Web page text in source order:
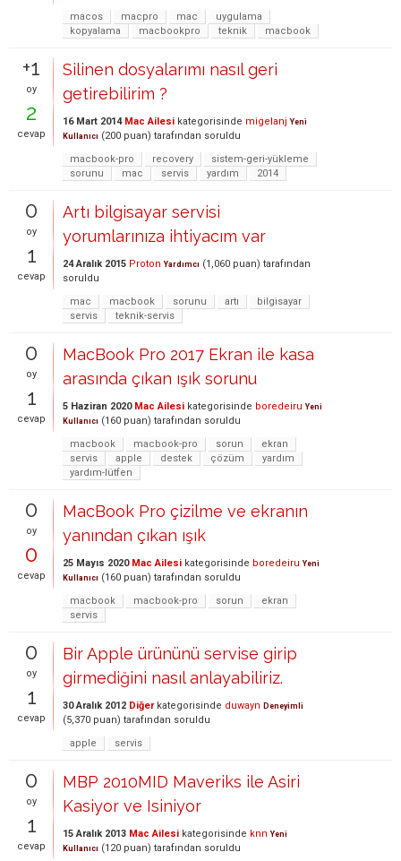
macos
macpro mac
uygulama
kopyalama
macbookpro teknik macbook
+1
oy
2
cevap
Silinen dosyalarımı nasıl geri
getirebilirim ?
16 Mart 2014 Mac Ailesi kategorisinde migelanj Yeni
Kullanıcı (200 puan) tarafından soruldu
macbook-pro
recovery
sistem-geri-yükleme
sorunu
mac servis yardım 2014
0
oy
1
cevap
Artı bilgisayar servisi
yorumlarınıza ihtiyacım var
24 Aralık 2015 Proton Yardımcı (1,060 puan) tarafından
soruldu
mac
macbook sorunu artı
bilgisayar
servis
teknik-servis
0
oy
1
cevap
MacBook Pro 2017 Ekran ile kasa
arasında çıkan ışık sorunu
5 Haziran 2020 Mac Ailesi kategorisinde boredeiru Yeni
Kullanıcı (160 puan) tarafından soruldu
macbook
macbook-pro sorun
ekran
servis
apple destek çözüm
yardım
yardım-lütfen
0
oy
0
cevap
MacBook Pro çizilme ve ekranın
yanından çıkan ışık
25 Mayıs 2020 Mac Ailesi kategorisinde boredeiru Yeni
Kullanıcı (160 puan) tarafından soruldu
macbook
macbook-pro sorun
ekran
servis
0
oy
1
cevap
Bir Apple ürününü servise girip
girmediğini nasıl anlayabiliriz.
30 Aralık 2012 Diğerkategorisinde duwayn Deneyimli
(5,370 puan) tarafından soruldu
apple
servis
0
oy
1
cevap
MBP 2010MID Maveriks ile Asiri
Kasiyor ve Isiniyor
15 Aralık 2013 Mac Ailesi kategorisinde knn Yeni
Kullanıcı (120 puan) tarafından soruldu